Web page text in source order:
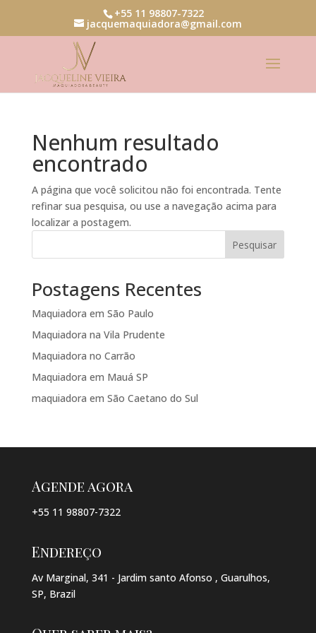
+55 11 98807-7322
jacquemaquiadora@gmail.com
Nenhum resultado
encontrado
A página que você solicitou não foi encontrada. Tente
refinar sua pesquisa, ou use a navegação acima para
localizar a postagem.
Pesquisar
Postagens Recentes
Maquiadora em São Paulo
Maquiadora na Vila Prudente
Maquiadora no Carrão
Maquiadora em Mauá SP
maquiadora em São Caetano do Sul
Agende agora
+55 11 98807-7322
Endereço
Av Marginal, 341 - Jardim santo Afonso , Guarulhos,
SP, Brazil